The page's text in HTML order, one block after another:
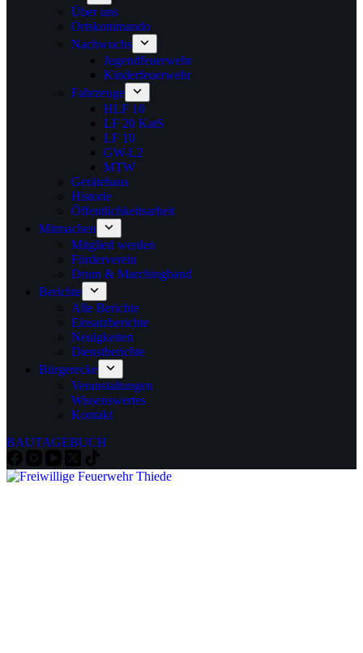
Über uns
Ortskommando
Nachwuchs
Jugendfeuerwehr
Kinderfeuerwehr
Fahrzeuge
HLF 10
LF 20 KatS
LF 10
GW-L2
MTW
Gerätehaus
Historie
Öffentlichkeitsarbeit
Mitmachen
Mitglied werden
Förderverein
Drum & Marchingband
Berichte
Alle Berichte
Einsatzberichte
Neuigkeiten
Dienstberichte
Bürgerecke
Veranstaltungen
Wissenswertes
Kontakt
BAUTAGEBUCH